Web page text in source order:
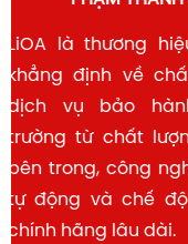
LiOA là thương
khẳng định về
dịch vụ bảo
trường từ chất
bên trong, công
tự động và chế
chính hãng lâu dài.